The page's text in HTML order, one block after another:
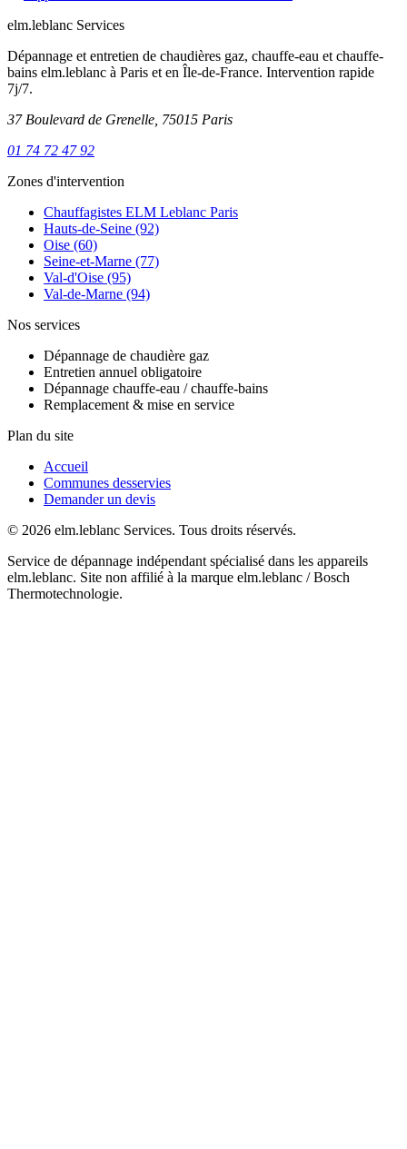
elm.leblanc Services
Dépannage et entretien de chaudières gaz, chauffe-eau et chauffe-
bains elm.leblanc à Paris et en Île-de-France. Intervention rapide
7j/7.
37 Boulevard de Grenelle, 75015 Paris
01 74 72 47 92
Zones d'intervention
Chauffagistes ELM Leblanc Paris
Hauts-de-Seine (92)
Oise (60)
Seine-et-Marne (77)
Val-d'Oise (95)
Val-de-Marne (94)
Nos services
Dépannage de chaudière gaz
Entretien annuel obligatoire
Dépannage chauffe-eau / chauffe-bains
Remplacement & mise en service
Plan du site
Accueil
Communes desservies
Demander un devis
© 2026 elm.leblanc Services. Tous droits réservés.
Service de dépannage indépendant spécialisé dans les appareils
elm.leblanc. Site non affilié à la marque elm.leblanc / Bosch
Thermotechnologie.